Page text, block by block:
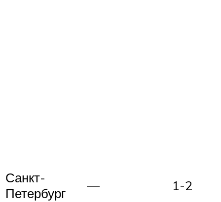
Санкт-
Петербург
— 1-2